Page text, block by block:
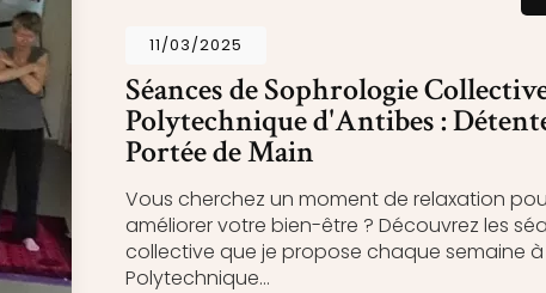
11/03/2025
Séances de Sophrologie
Polytechnique d'Antibes :
Portée de Main
Vous cherchez un moment de relaxation
améliorer votre bien-être ? Découvrez les
collective que je propose chaque semaine
Polytechnique…